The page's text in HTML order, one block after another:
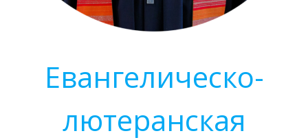
Евангелическо-
лютеранская